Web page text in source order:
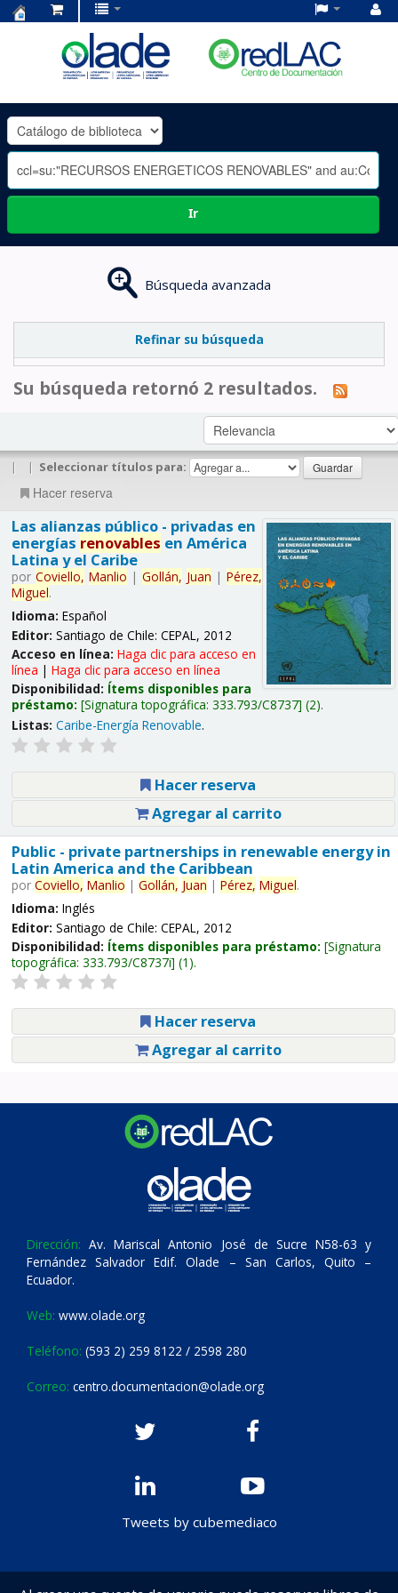
OLADE
-
Ir
Búsqueda avanzada
Refinar su búsqueda
Su búsqueda retornó 2 resultados.
| | Seleccionar títulos para:
Hacer reserva
Las alianzas público - privadas en
energías renovables en América
Latina y el Caribe
por Coviello, Manlio | Gollán, Juan | Pérez,
Miguel.
Idioma: Español
Editor: Santiago de Chile: CEPAL, 2012
Acceso en línea: Haga clic para acceso en
línea | Haga clic para acceso en línea
Disponibilidad: Ítems disponibles para
préstamo: Signatura topográfica: 333.793/C8737 (2).
Listas: Caribe-Energía Renovable.
Hacer reserva
Agregar al carrito
Public - private partnerships in renewable energy in
Latin America and the Caribbean
por Coviello, Manlio | Gollán, Juan | Pérez, Miguel.
Idioma: Inglés
Editor: Santiago de Chile: CEPAL, 2012
Disponibilidad: Ítems disponibles para préstamo: Signatura
topográfica: 333.793/C8737i (1).
Hacer reserva
Agregar al carrito
Dirección: Av. Mariscal Antonio José de Sucre N58-63 y
Fernández Salvador Edif. Olade – San Carlos, Quito –
Ecuador.
Web: www.olade.org
Teléfono: (593 2) 259 8122 / 2598 280
Correo: centro.documentacion@olade.org
Tweets by cubemediaco